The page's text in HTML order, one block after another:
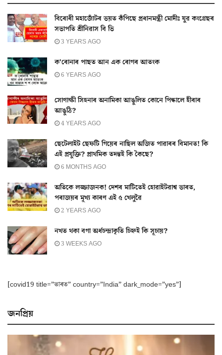
বিৰোধী মহাজোঁটৰ ভয়ত কঁপিছে প্রধানমন্ত্ৰী মোদীঃ যুৱ কংগ্ৰেছৰ
সভাপতি শ্ৰীনিৱাস বি ভি
3 YEARS AGO
ক’ৰোনাৰ পাছত আন এক ৰোগৰ আতংক
6 YEARS AGO
সোণাক্ষী সিহনাৰ অনামিকা আঙুলিত কোনে পিন্ধালে হীৰাৰ
আঙুঠি?
4 YEARS AGO
ছেটেলাইট ছেফটি গিয়েৰ নাছিল অজিত পাৱাৰৰ বিমানত! কি
এই প্ৰযুক্তি? প্ৰাথমিক তদন্তই কি কৈছে?
6 MONTHS AGO
অতিকে লজ্জাজনক! দেশৰ মাটিতেই হোৱাইটৱাশ্ব ভাৰত,
পৰাজয়ৰ মূখ্য কাৰণ এই ৫ খেলুৱৈ
2 YEARS AGO
নখত থকা বগা অৰ্ধচন্দ্ৰাকৃতি চিহ্নই কি সূচায়?
3 WEEKS AGO
[covid19 title=”ভাৰত” country=”India” dark_mode=”yes”]
জনপ্ৰিয়